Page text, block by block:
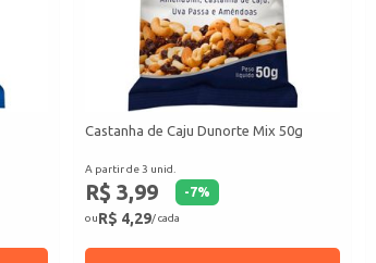
Castanha de Caju Dunorte Mix 50g
A partir de 3 unid.
R$ 3,99 -7%
ouR$ 4,29/ cada